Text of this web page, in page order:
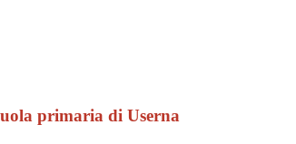
primaria di Userna